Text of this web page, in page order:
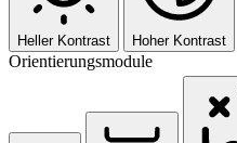
Heller Kontrast Hoher Kontrast
Orientierungsmodule